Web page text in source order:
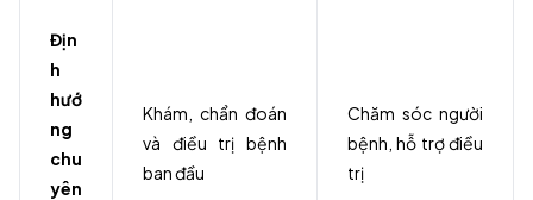
Địn
h
hướ
ng
chu
yên
Khám, chẩn đoán
và điều trị bệnh
ban đầu
Chăm sóc người
bệnh, hỗ trợ điều
trị